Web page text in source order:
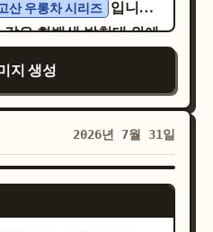
다: 1. 수직 꼬치 또는
미지 2. 말아 올린 플랫
소스를 곁들인 접시 위
신선한 채소를 얹은
각하거나 칼로 썬 고기
6. 사이드 메뉴와 어
티 조합 3개의 패널은
를 강조하고, 3개의 패
의 조합을 강조해야 합
선물 시나리오, 사양 자
인을 결합한 프리미엄
모든 항목은 사실적인
니다. 찻잎이 공중에
개가 제품의 가시성을
핵심 텍스트만 표시:
', '잔 속에 담긴 산안
로필: 자리 표시자',
어는 상단에 배치하고,
영역에, 슬로건과 짧
하여 고급 과일 포스터
로 구성하세요.
산 우롱차 시리즈 입니다.
은 회백색 받침대 위에
자 그래픽은 전통적인
차의 수색, 고도 등고
추상적인 지형 시스템
경, 배경의 층위가 명확
식을 채택합니다. 메인
로 향하고, 측면 상자
지 생성
2026년 7월 31일
GPT IMAGE 2